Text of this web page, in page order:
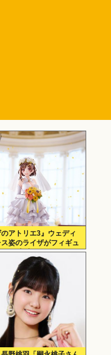
のアトリエ3』ウェディ
姿のライザがフィギュ
───(ﾟ∀ﾟ)───!!!!!